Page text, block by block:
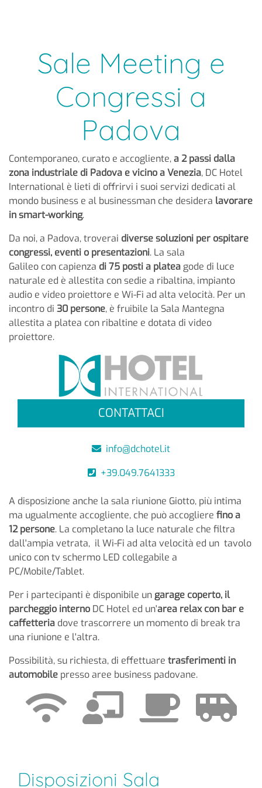
Sale Meeting e
Congressi a
Padova
Contemporaneo, curato e accogliente,a 2 passi dalla
zona industriale di Padova e vicino a Venezia, DC Hotel
International è lieti di offrirvi i suoi servizi dedicati al
mondo business e al businessman che desidera lavorare
in smart-working.
Da noi, a Padova, troverai diverse soluzioni per ospitare
congressi, eventi o presentazioni. La sala
Galileo con capienza di 75 posti a plateagode di luce
naturale ed è allestita con sedie a ribaltina, impianto
audio e video proiettore e Wi-Fi ad alta velocità. Per un
incontro di 30 persone, è fruibile la Sala Mantegna
allestita a platea con ribaltine e dotata di video
proiettore.
CONTATTACI
info@dchotel.it
+39.049.7641333
A disposizione anche la sala riunione Giotto, più intima
ma ugualmente accogliente, che può accogliere fino a
12 persone. La completano la luce naturale che filtra
dall'ampia vetrata, il Wi-Fi ad alta velocità ed un tavolo
unico con tv schermo LED collegabile a
PC/Mobile/Tablet.
Per i partecipanti è disponibile ungarage coperto, il
parcheggio interno DC Hotel ed un'area relax con bar e
caffetteria dove trascorrere un momento di break tra
una riunione e l'altra.
Possibilità, su richiesta, di effettuare trasferimenti in
automobile presso aree business padovane.
Disposizioni Sala